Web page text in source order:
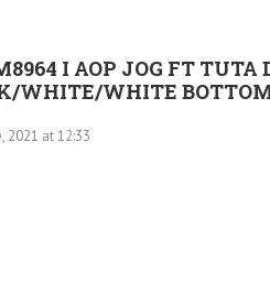
I AOP JOG FT
WHITE/WHITE
2021 at 12:33